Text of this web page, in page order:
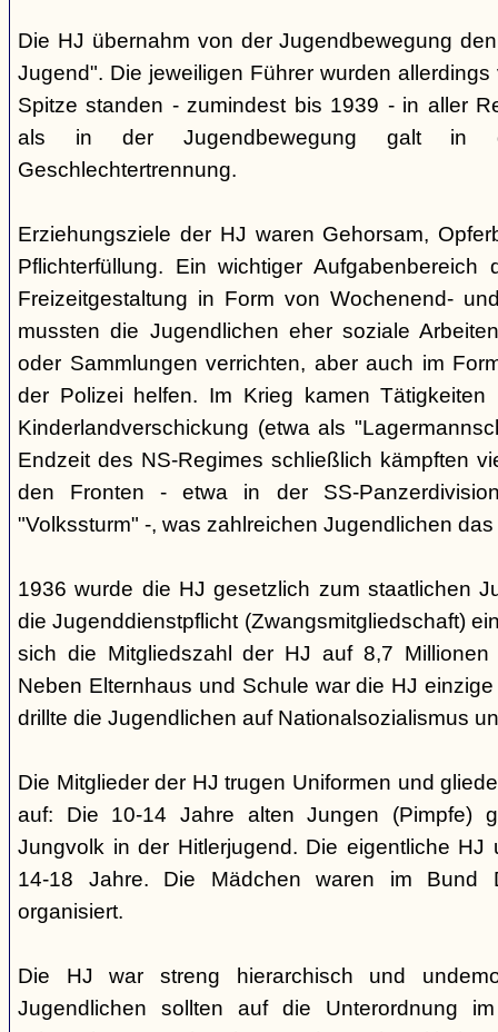
Die HJ übernahm von der Jugendbewegung
Jugend". Die jeweiligen Führer wurden
Spitze standen - zumindest bis 1939 - in aller
als in der Jugendbewegung galt in
Geschlechtertrennung.
Erziehungsziele der HJ waren Gehorsam,
Pflichterfüllung. Ein wichtiger
Freizeitgestaltung in Form von Wochenend-
mussten die Jugendlichen eher soziale
oder Sammlungen verrichten, aber auch im
der Polizei helfen. Im Krieg kamen
Kinderlandverschickung (etwa als
Endzeit des NS-Regimes schließlich kämpften
den Fronten - etwa in der SS-
"Volkssturm" -, was zahlreichen Jugendlichen
1936 wurde die HJ gesetzlich zum staatlichen
die Jugenddienstpflicht (Zwangsmitgliedschaft)
sich die Mitgliedszahl der HJ auf 8,7 Millionen
Neben Elternhaus und Schule war die HJ
drillte die Jugendlichen auf Nationalsozialismus
Die Mitglieder der HJ trugen Uniformen und
auf: Die 10-14 Jahre alten Jungen (Pimpfe)
Jungvolk in der Hitlerjugend. Die eigentliche HJ
14-18 Jahre. Die Mädchen waren im Bund
organisiert.
Die HJ war streng hierarchisch und
Jugendlichen sollten auf die Unterordnung